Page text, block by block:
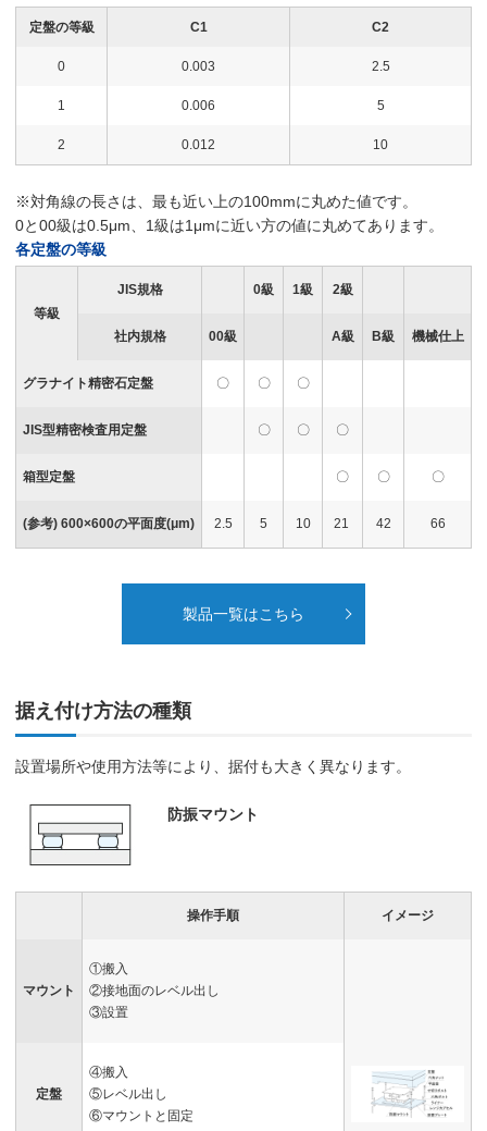
定盤の等級 C1 C2
0 0.003 2.5
1 0.006 5
2 0.012 10
※対角線の長さは、最も近い上の100mmに丸めた値です。
0と00級は0.5μm、1級は1μmに近い方の値に丸めてあります。
各定盤の等級
等級
JIS規格 0級 1級 2級
社内規格 00級 A級 B級 機械仕上
グラナイト精密石定盤 〇 〇 〇
JIS型精密検査用定盤 〇 〇 〇
箱型定盤 〇 〇 〇
(参考) 600×600の平面度(μm) 2.5 5 10 21 42 66
製品一覧はこちら
据え付け方法の種類
設置場所や使用方法等により、据付も大きく異なります。
防振マウント
操作手順 イメージ
マウント
①搬入
②接地面のレベル出し
③設置
定盤
④搬入
⑤レベル出し
⑥マウントと固定